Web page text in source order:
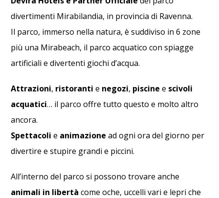
divertimenti Mirabilandia, in provincia di Ravenna.
Il parco, immerso nella natura, è suddiviso in 6 zone
più una Mirabeach, il parco acquatico con spiagge
artificiali e divertenti giochi d’acqua.
Attrazioni, ristoranti e negozi, piscine e scivoli
acquatici… il parco offre tutto questo e molto altro
ancora.
Spettacoli e animazione ad ogni ora del giorno per
divertire e stupire grandi e piccini.
All’interno del parco si possono trovare anche
animali in libertà come oche, uccelli vari e lepri che